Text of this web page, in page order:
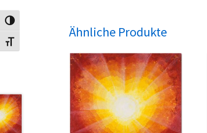
Umschalten auf hohe Kontraste
Schrift vergrößern
Ähnliche Produkte